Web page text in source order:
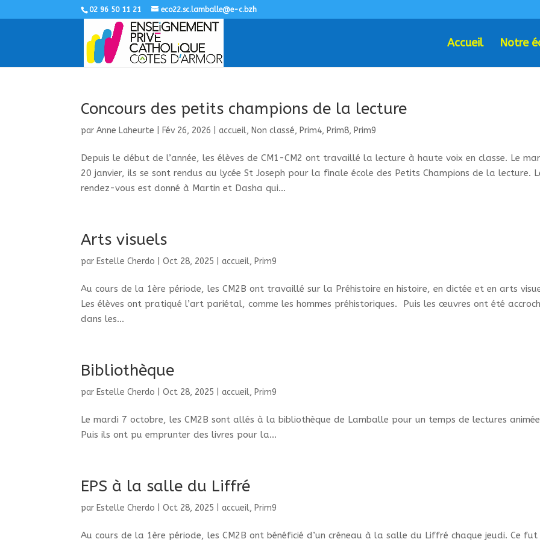
02 96 50 11 21 eco22.sc.lamballe@e-c.bzh
Accueil Notre
Concours des petits champions de la lecture
parAnne Laheurte Fév 26, 2026 |accueil, Non classé, Prim4, Prim8, Prim9
Depuis le début de l’année, les élèves de CM1-CM2 ont travaillé la lecture à haute voix en classe. Le
20 janvier, ils se sont rendus au lycée St Joseph pour la finale école des Petits Champions de la lecture.
rendez-vous est donné à Martin et Dasha qui...
Arts visuels
par Estelle Cherdo |Oct 28, 2025 |accueil, Prim9
Au cours de la 1ère période, les CM2B ont travaillé sur la Préhistoire en histoire, en dictée et en arts
Les élèves ont pratiqué l’art pariétal, comme les hommes préhistoriques. Puis les œuvres ont été
dans les...
Bibliothèque
par Estelle Cherdo |Oct 28, 2025 |accueil, Prim9
Le mardi 7 octobre, les CM2B sont allés à la bibliothèque de Lamballe pour un temps de lectures
Puis ils ont pu emprunter des livres pour la...
EPS à la salle du Liffré
par Estelle Cherdo |Oct 28, 2025 |accueil, Prim9
Au cours de la 1ère période, les CM2B ont bénéficié d’un créneau à la salle du Liffré chaque jeudi. Ce fut